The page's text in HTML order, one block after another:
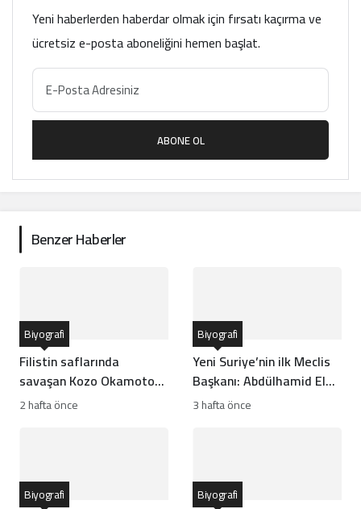
Yeni haberlerden haberdar olmak için fırsatı kaçırma ve
ücretsiz e-posta aboneliğini hemen başlat.
ABONE OL
Benzer Haberler
Filistin saflarında
savaşan Kozo Okamoto
hayatını kaybetti
Biyografi
2 hafta önce
Yeni Suriye’nin ilk Meclis
Başkanı: Abdülhamid El
Avak kimdir?
Biyografi
3 hafta önce
Biyografi Biyografi